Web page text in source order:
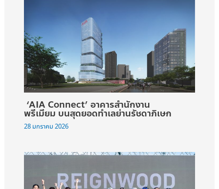
‘AIA Connect’ อาคารสำนักงาน
พรีเมียม บนสุดยอดทำเลย่านรัชดาภิเษก
28 มกราคม 2026